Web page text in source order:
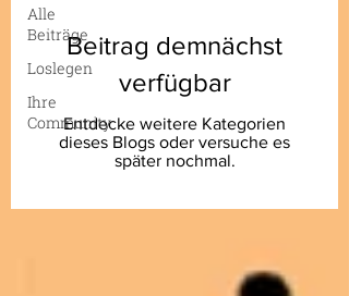
Alle
Beiträge
Loslegen
Ihre
Community
Beitrag demnächst
verfügbar
Entdecke weitere Kategorien
dieses Blogs oder versuche es
später nochmal.